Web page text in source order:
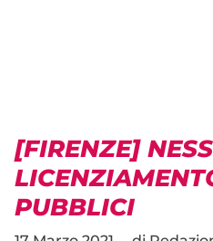
[FIRENZE]
PUBBLICI